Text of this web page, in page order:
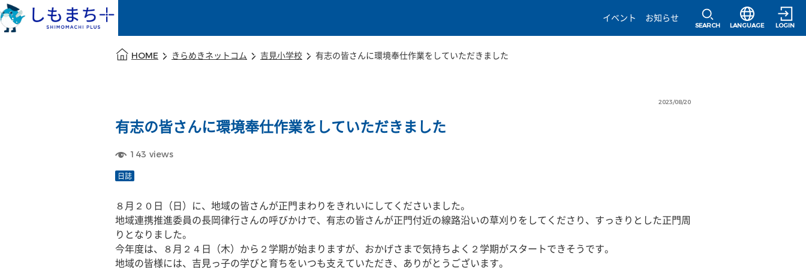
イベント
お知らせ
SEARCH
選択すると言語
LANGUAGE LOGIN
HOME きらめきネットコム 吉見小学校 有志の皆さんに環境奉仕作業をしていただきました
2023/08/20
有志の皆さんに環境奉仕作業をしていただきました
143 views
日誌
８月２０日（日）に、地域の皆さんが正門まわりをきれいにしてくださいました。
地域連携推進委員の長岡律行さんの呼びかけで、有志の皆さんが正門付近の線路沿いの草刈りをしてくださり、すっきりとした正門周
りとなりました。
今年度は、８月２４日（木）から２学期が始まりますが、おかげさまで気持ちよく２学期がスタートできそうです。
地域の皆様には、吉見っ子の学びと育ちをいつも支えていただき、ありがとうございます。